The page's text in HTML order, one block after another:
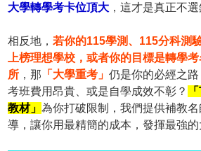
大學轉學考卡位頂大 ，這才是真正不
相反地，若你的115學測、115分科測
上榜理想學校，或者你的目標是轉學
所 ，那 「大學重考」仍是你的必經之
考班費用昂貴、或是自學成效不彰？
教材」為你打破限制，我們提供補教
導，讓你用最精簡的成本，發揮最強的